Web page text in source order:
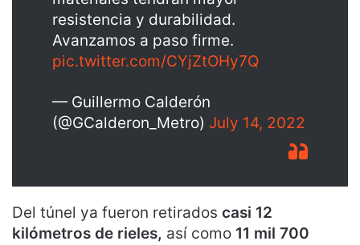
resistencia y durabilidad.
Avanzamos a paso firme.
pic.twitter.com/CYjZtOHy7Q
— Guillermo Calderón
(@GCalderon_Metro) July 14, 2022
Del túnel ya fueron retirados casi 12
kilómetros de rieles, así como 11 mil 700